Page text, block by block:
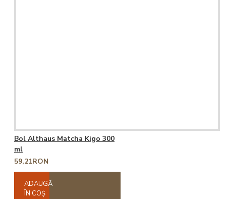
Bol Althaus Matcha Kigo 300
ml
59,21RON
ADAUGĂ
ÎN COŞ